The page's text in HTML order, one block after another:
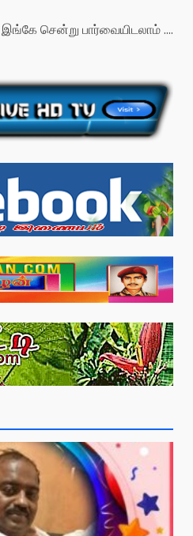
சென்று பார்வையிடலாம் ....